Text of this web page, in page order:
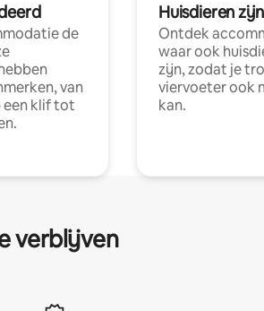
de
van
een klif tot
Huisdieren
Ontdek
waar ook
zijn, zodat je
viervoeter ook
kan.
verblijven